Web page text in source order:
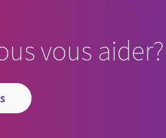
vous aider?